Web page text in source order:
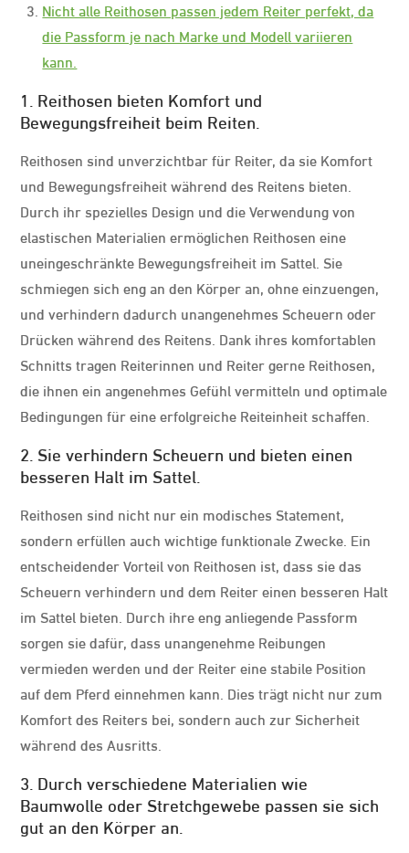
Nicht alle Reithosen passen jedem Reiter perfekt, da
die Passform je nach Marke und Modell variieren
kann.
1. Reithosen bieten Komfort und
Bewegungsfreiheit beim Reiten.
Reithosen sind unverzichtbar für Reiter, da sie Komfort
und Bewegungsfreiheit während des Reitens bieten.
Durch ihr spezielles Design und die Verwendung von
elastischen Materialien ermöglichen Reithosen eine
uneingeschränkte Bewegungsfreiheit im Sattel. Sie
schmiegen sich eng an den Körper an, ohne einzuengen,
und verhindern dadurch unangenehmes Scheuern oder
Drücken während des Reitens. Dank ihres komfortablen
Schnitts tragen Reiterinnen und Reiter gerne Reithosen,
die ihnen ein angenehmes Gefühl vermitteln und optimale
Bedingungen für eine erfolgreiche Reiteinheit schaffen.
2. Sie verhindern Scheuern und bieten einen
besseren Halt im Sattel.
Reithosen sind nicht nur ein modisches Statement,
sondern erfüllen auch wichtige funktionale Zwecke. Ein
entscheidender Vorteil von Reithosen ist, dass sie das
Scheuern verhindern und dem Reiter einen besseren Halt
im Sattel bieten. Durch ihre eng anliegende Passform
sorgen sie dafür, dass unangenehme Reibungen
vermieden werden und der Reiter eine stabile Position
auf dem Pferd einnehmen kann. Dies trägt nicht nur zum
Komfort des Reiters bei, sondern auch zur Sicherheit
während des Ausritts.
3. Durch verschiedene Materialien wie
Baumwolle oder Stretchgewebe passen sie sich
gut an den Körper an.